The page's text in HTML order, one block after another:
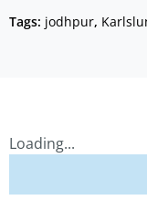
Tags: jodhpur,
Loading...